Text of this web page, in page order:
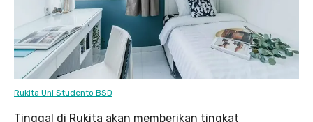
Rukita Uni Studento BSD
Tinggal di Rukita akan memberikan tingkat